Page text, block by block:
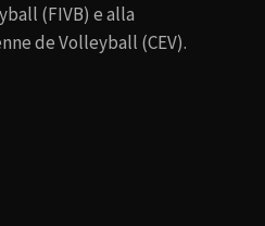
(FIVB) e alla
de Volleyball (CEV).